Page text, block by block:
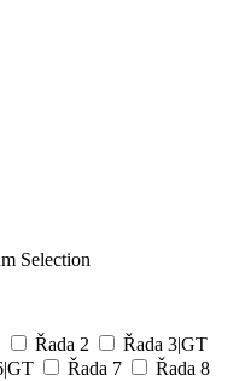
Selection
Řada 2
Řada 3|GT
Řada 7
Řada 8